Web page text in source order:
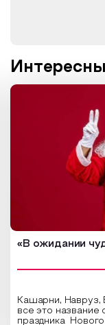
«В ожидании
Кашарни, Навруз,
все это название
праздника